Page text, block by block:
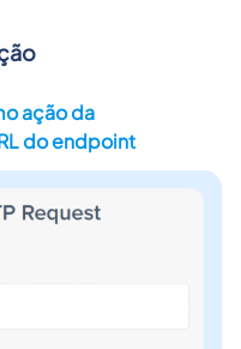
ação da
do endpoint